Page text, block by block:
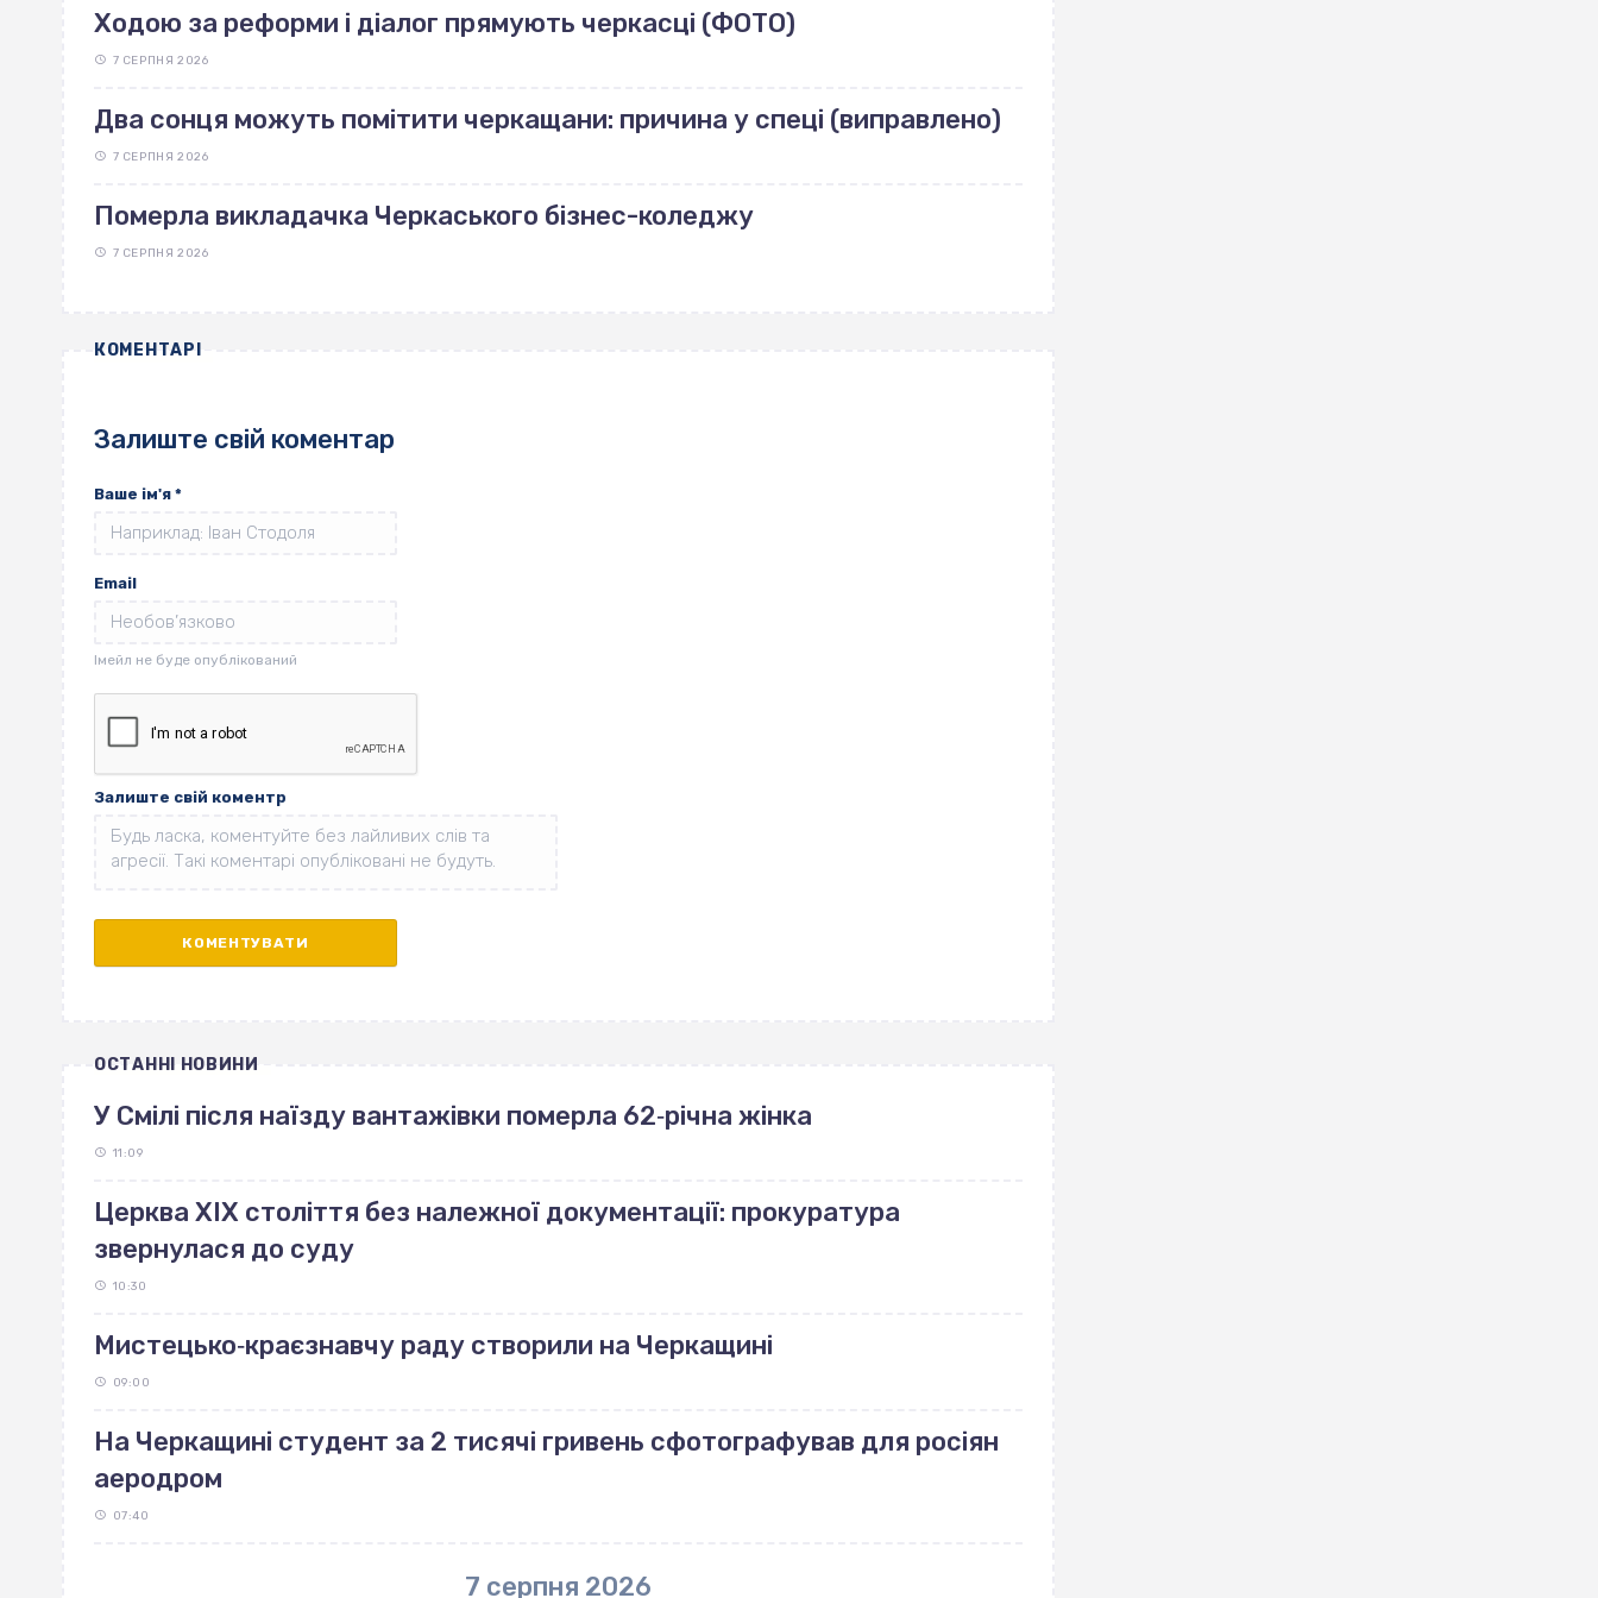
Ходою за реформи і діалог прямують черкасці (ФОТО)
7 СЕРПНЯ 2026
Два сонця можуть помітити черкащани: причина у спеці (виправлено)
7 СЕРПНЯ 2026
Померла викладачка Черкаського бізнес-коледжу
7 СЕРПНЯ 2026
КОМЕНТАРІ
Залиште свій коментар
Ваше ім'я *
Email
Залиште свій коментр
ОСТАННІ НОВИНИ
У Смілі після наїзду вантажівки померла 62‐річна жінка
11:09
Церква ХІХ століття без належної документації: прокуратура
звернулася до суду
10:30
Мистецько‐краєзнавчу раду створили на Черкащині
09:00
На Черкащині студент за 2 тисячі гривень сфотографував для росіян
аеродром
07:40
7 серпня 2026